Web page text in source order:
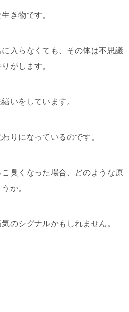
き物です。
入らなくても、その体は不思議
がします。
いをしています。
りになっているのです。
臭くなった場合、どのような原
か。
のシグナルかもしれません。